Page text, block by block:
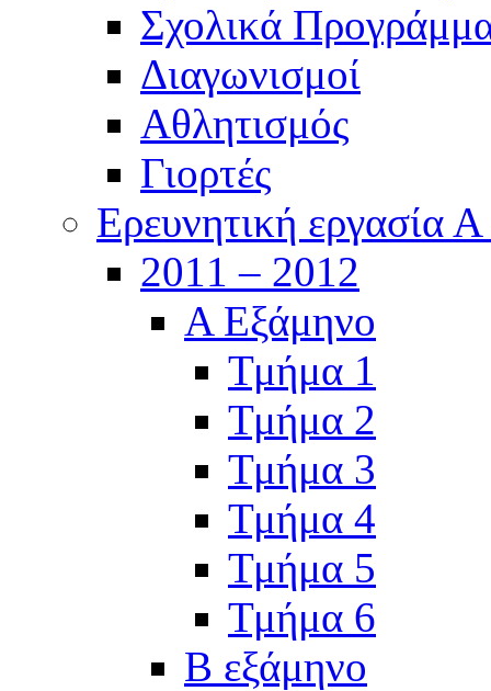
Σχολικά
Διαγωνισμοί
Αθλητισμός
Γιορτές
Ερευνητική εργασία
2011 – 2012
Α Εξάμηνο
Τμήμα 1
Τμήμα 2
Τμήμα 3
Τμήμα 4
Τμήμα 5
Τμήμα 6
Β εξάμηνο